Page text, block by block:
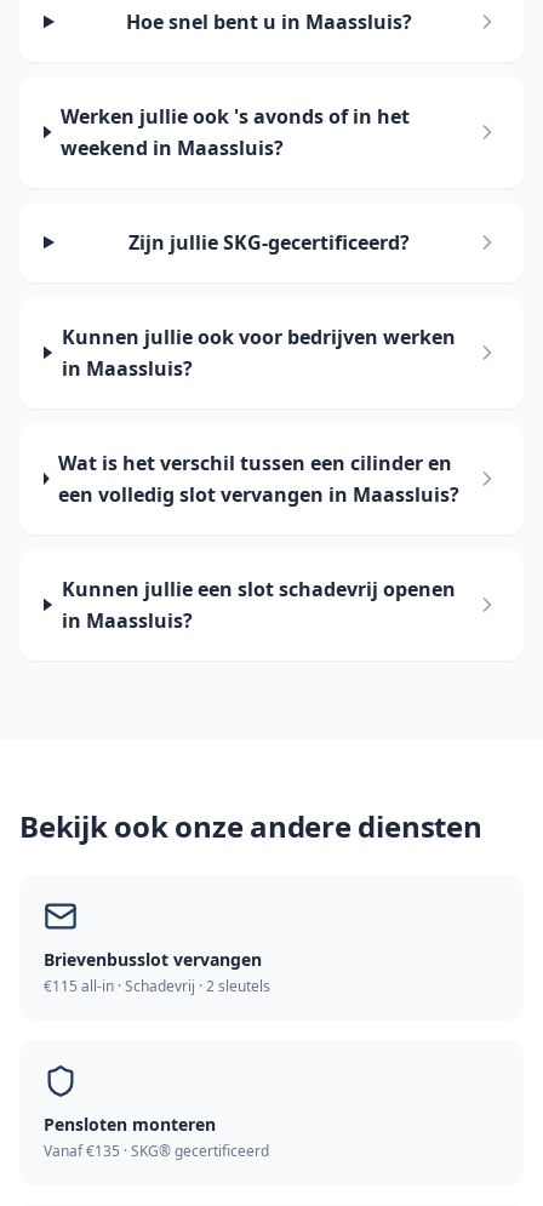
Hoe snel bent u in Maassluis?
Werken jullie ook 's avonds of in het
weekend in Maassluis?
Zijn jullie SKG-gecertificeerd?
Kunnen jullie ook voor bedrijven werken
in Maassluis?
Wat is het verschil tussen een cilinder en
een volledig slot vervangen in Maassluis?
Kunnen jullie een slot schadevrij openen
in Maassluis?
Bekijk ook onze andere diensten
Brievenbusslot vervangen
€115 all-in · Schadevrij · 2 sleutels
Pensloten monteren
Vanaf €135 · SKG® gecertificeerd